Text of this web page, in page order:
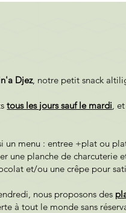
Djez, notre petit snack
tous les jours sauf le mardi,
un menu : entree +plat ou
une planche de charcuterie
et/ou une crêpe pour
nous proposons des
à tout le monde sans